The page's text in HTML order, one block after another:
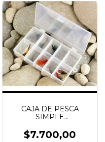
CAJA DE PESCA
SIMPLE
WATERDOG
$7.700,00